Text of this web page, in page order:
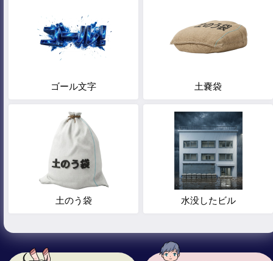
ゴール文字 土嚢袋
土のう袋 水没したビル